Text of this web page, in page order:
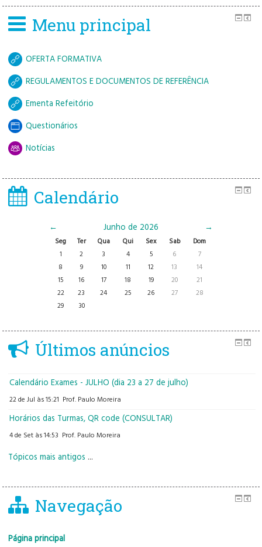
Menu principal
OFERTA FORMATIVA
REGULAMENTOS E DOCUMENTOS DE REFERÊNCIA
Ementa Refeitório
Questionários
Notícias
Calendário
← Junho de 2026 →
Seg Ter Qua Qui Sex Sab
Dom
1
2 3 4 5 6
7
8
9 10 11 12 13
14
15
16 17 18 19 20
21
22
23 24 25 26 27
28
29
30
Últimos anúncios
22 de Jul às 15:21 Prof. Paulo Moreira
Calendário Exames - JULHO (dia 23 a 27 de julho)
4 de Set às 14:53 Prof. Paulo Moreira
Horários das Turmas, QR code (CONSULTAR)
Tópicos mais antigos ...
Navegação
Página principal